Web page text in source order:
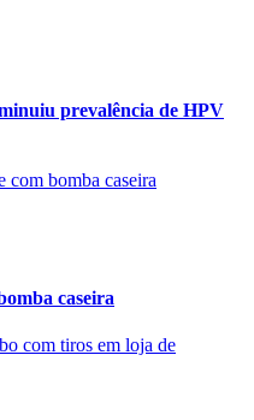
prevalência de HPV
caseira